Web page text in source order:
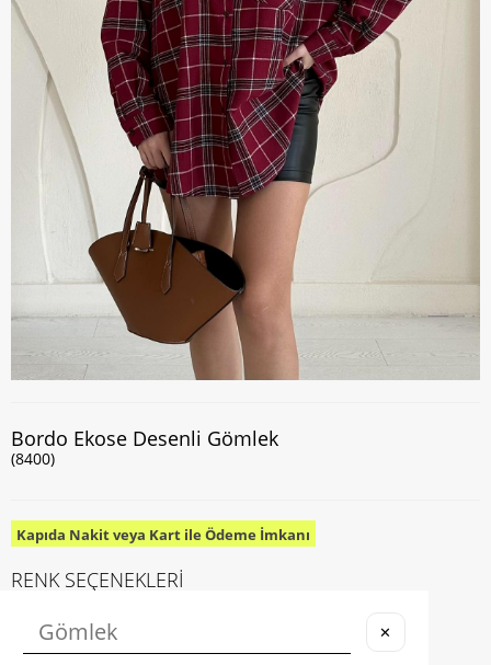
Bordo Ekose Desenli Gömlek
(8400)
Kapıda Nakit veya Kart ile Ödeme İmkanı
RENK SEÇENEKLERİ
✕